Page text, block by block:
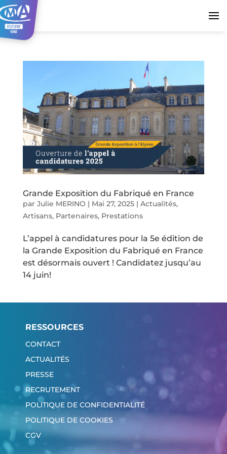
Grande Exposition du Fabriqué en France
par Julie MERINO | Mai 27, 2025| Actualités,
Artisans, Partenaires, Prestations
L’appel à candidatures pour la 5e édition de
la Grande Exposition du Fabriqué en France
est désormais ouvert ! Candidatez jusqu’au
14 juin!
RESSOURCES
CONTACT
ACTUALITÉS
PRESSE
RECRUTEMENT
POLITIQUE DE CONFIDENTIALITÉ
POLITIQUE DE COOKIES
CGV